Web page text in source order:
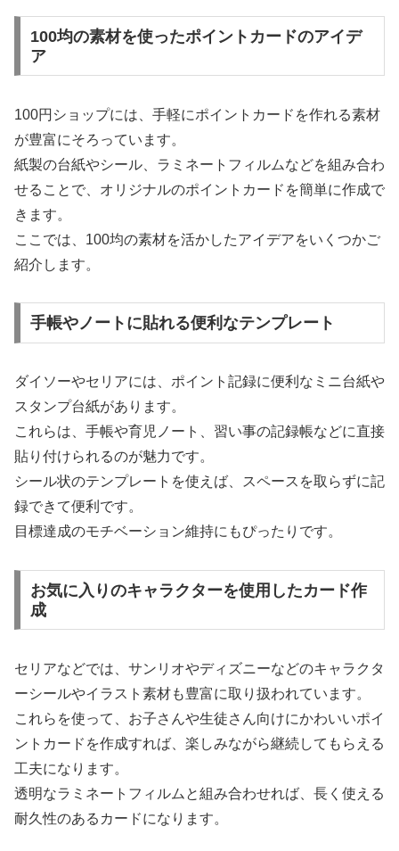
100均の素材を使ったポイントカードのアイデ
ア
100円ショップには、手軽にポイントカードを作れる素材
が豊富にそろっています。
紙製の台紙やシール、ラミネートフィルムなどを組み合わ
せることで、オリジナルのポイントカードを簡単に作成で
きます。
ここでは、100均の素材を活かしたアイデアをいくつかご
紹介します。
手帳やノートに貼れる便利なテンプレート
ダイソーやセリアには、ポイント記録に便利なミニ台紙や
スタンプ台紙があります。
これらは、手帳や育児ノート、習い事の記録帳などに直接
貼り付けられるのが魅力です。
シール状のテンプレートを使えば、スペースを取らずに記
録できて便利です。
目標達成のモチベーション維持にもぴったりです。
お気に入りのキャラクターを使用したカード作
成
セリアなどでは、サンリオやディズニーなどのキャラクタ
ーシールやイラスト素材も豊富に取り扱われています。
これらを使って、お子さんや生徒さん向けにかわいいポイ
ントカードを作成すれば、楽しみながら継続してもらえる
工夫になります。
透明なラミネートフィルムと組み合わせれば、長く使える
耐久性のあるカードになります。